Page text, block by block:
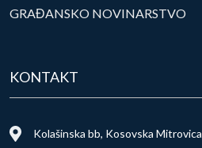
GRAĐANSKO NOVINARSTVO
KONTAKT
Kolašinska bb, Kosovska Mitrovica